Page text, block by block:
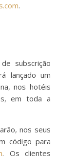
.
subscrição
lançado um
nos hotéis
em toda a
nos seus
código para
. Os clientes